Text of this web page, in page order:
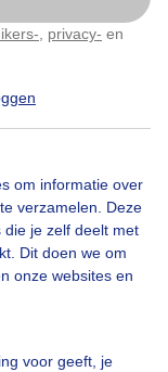
privacy- en
om informatie over
verzamelen. Deze
je zelf deelt met
Dit doen we om
onze websites en
voor geeft, je